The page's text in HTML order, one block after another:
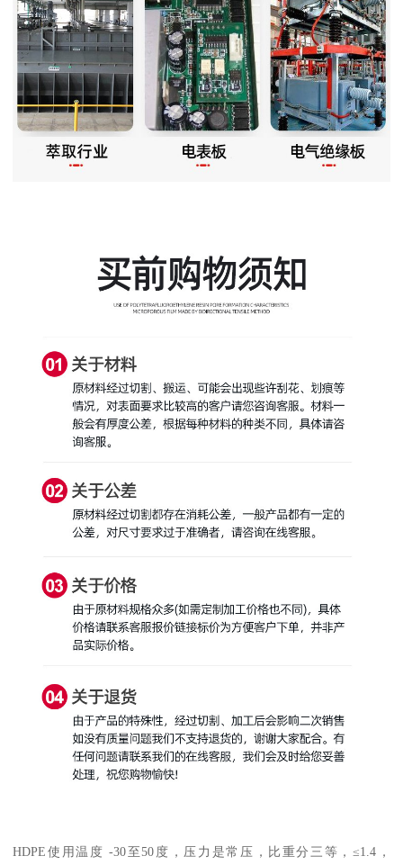
HDPE使用温度 -30至50度，压力是常压，比重分三等，≤1.4，